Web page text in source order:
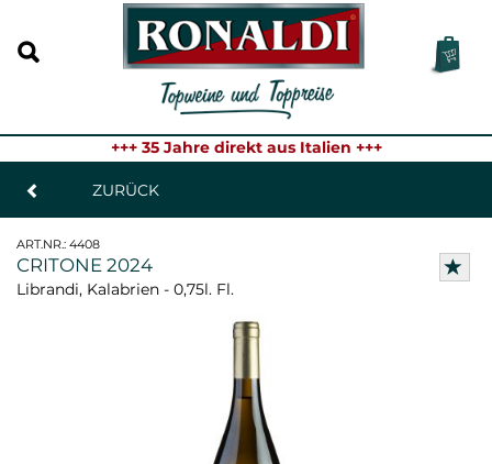
+++ 35 Jahre direkt aus Italien +++
ZURÜCK
ART.NR.: 4408
CRITONE 2024
Librandi, Kalabrien - 0,75l. Fl.